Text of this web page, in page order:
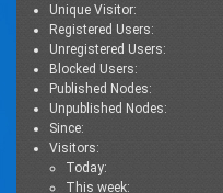
Unique Visitor:
Registered Users:
Unregistered Users:
Blocked Users:
Published Nodes:
Unpublished Nodes:
Since:
Visitors:
Today:
This week: